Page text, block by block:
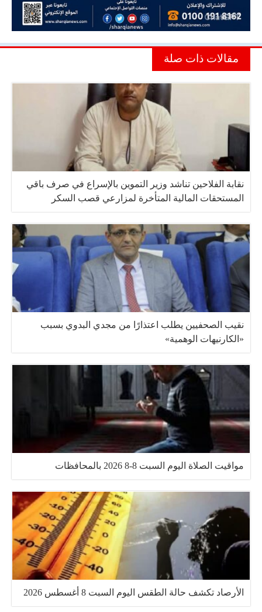
مقالات ذات صلة
نقابة الفلاحين تناشد وزير التموين بالإسراع في صرف باقي
المستحقات المالية المتأخرة لمزارعي قصب السكر
نقيب الصحفيين يطلب اعتذارًا من مجدي البدوي بسبب
«الكارنيهات الوهمية»
مواقيت الصلاة اليوم السبت 8-8 2026 بالمحافظات
الأرصاد تكشف حالة الطقس اليوم السبت 8 أغسطس 2026